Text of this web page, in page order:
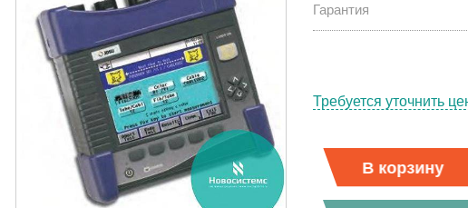
Гарантия
Требуется уточнить
В корзину